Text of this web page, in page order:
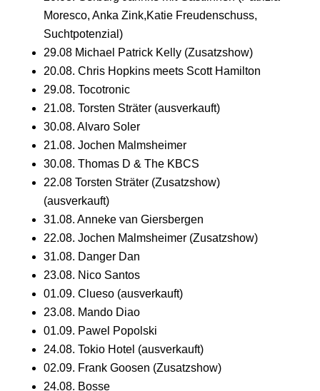
Moresco, Anka Zink,Katie Freudenschuss,
Suchtpotenzial)
29.08 Michael Patrick Kelly (Zusatzshow)
20.08. Chris Hopkins meets Scott Hamilton
29.08. Tocotronic
21.08. Torsten Sträter (ausverkauft)
30.08. Alvaro Soler
21.08. Jochen Malmsheimer
30.08. Thomas D & The KBCS
22.08 Torsten Sträter (Zusatzshow)
(ausverkauft)
31.08. Anneke van Giersbergen
22.08. Jochen Malmsheimer (Zusatzshow)
31.08. Danger Dan
23.08. Nico Santos
01.09. Clueso (ausverkauft)
23.08. Mando Diao
01.09. Pawel Popolski
24.08. Tokio Hotel (ausverkauft)
02.09. Frank Goosen (Zusatzshow)
24.08. Bosse